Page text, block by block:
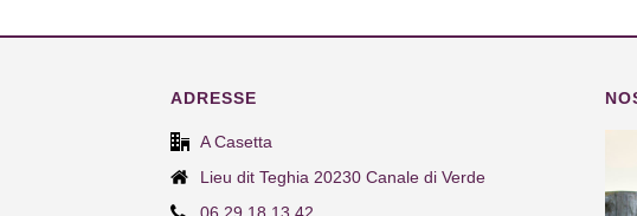
ADRESSE
A Casetta
Lieu dit Teghia 20230 Canale di Verde